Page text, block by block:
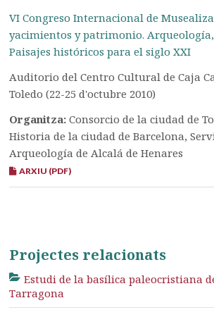
VI Congreso Internacional de
yacimientos y patrimonio.
Paisajes históricos para el siglo XXI
Auditorio del Centro Cultural de Caja
Toledo (22-25 d'octubre 2010)
Organitza:Consorcio de la ciudad de
Historia de la ciudad de Barcelona,
Arqueología de Alcalá de Henares
ARXIU (PDF)
Projectes relacionats
Estudi de la basílica paleocristiana
Tarragona